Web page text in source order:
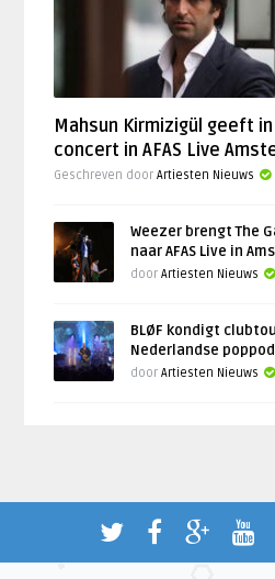
Mahsun Kirmizigül geeft
concert in AFAS Live
Geschreven doorArtiesten Nieuws
Weezer brengt The
naar AFAS Live in
doorArtiesten Nieuws
BLØF kondigt
Nederlandse
doorArtiesten Nieuws